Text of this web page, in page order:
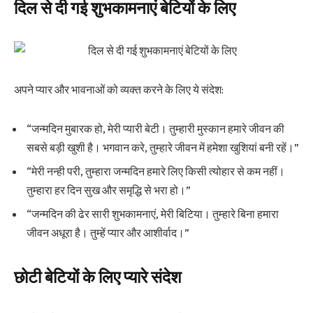
दिल से दी गई शुभकामनाएं बेटियों के लिए
अपने प्यार और भावनाओं को व्यक्त करने के लिए ये संदेश:
“जन्मदिन मुबारक हो, मेरी प्यारी बेटी। तुम्हारी मुस्कान हमारे जीवन की
सबसे बड़ी खुशी है। भगवान करे, तुम्हारे जीवन में हमेशा खुशियां बनी रहें।”
“मेरी नन्ही परी, तुम्हारा जन्मदिन हमारे लिए किसी त्योहार से कम नहीं।
तुम्हारा हर दिन सुख और समृद्धि से भरा हो।”
“जन्मदिन की ढेर सारी शुभकामनाएं, मेरी बिटिया। तुम्हारे बिना हमारा
जीवन अधूरा है। तुम्हें प्यार और आशीर्वाद।”
छोटी बेटियों के लिए प्यारे संदेश